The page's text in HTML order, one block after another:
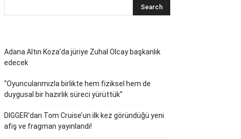
Adana Altın Koza’da jüriye Zuhal Olcay başkanlık
edecek
“Oyuncularımızla birlikte hem fiziksel hem de
duygusal bir hazırlık süreci yürüttük”
DIGGER’dan Tom Cruise’un ilk kez göründüğü yeni
afiş ve fragman yayınlandı!